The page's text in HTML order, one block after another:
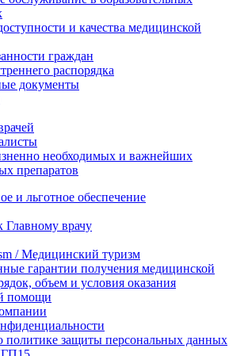
и качества медицинской
граждан
распорядка
документы
необходимых и важнейших
препаратов
и льготное обеспечение
Главному врачу
/ Медицинский туризм
гарантии получения медицинской
объем и условия оказания
помощи
политике защиты персональных данных